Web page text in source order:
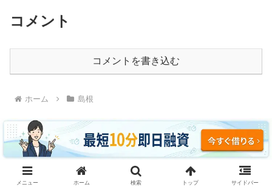
コメント
コメントを書き込む
ホーム 島根
ソフヤミ・ソフ闇に騙されるな｜即日融資・ブラッ
メニュー ホーム 検索 トップ サイドバー